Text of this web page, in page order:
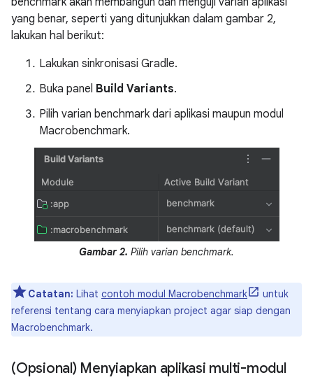
yang benar, seperti yang ditunjukkan dalam gambar 2,
lakukan hal berikut:
Lakukan sinkronisasi Gradle.
Buka panel Build Variants.
Pilih varian benchmark dari aplikasi maupun modul
Macrobenchmark.
Gambar 2. Pilih varian benchmark.
Catatan: Lihat contoh modul Macrobenchmark
untuk
referensi tentang cara menyiapkan project agar siap dengan
Macrobenchmark.
(Opsional) Menyiapkan aplikasi multi-modul